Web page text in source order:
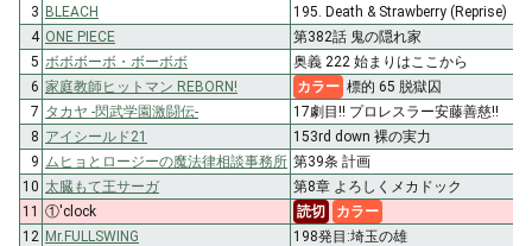
3 BLEACH
195. Death & Strawberry (Reprise)
4 ONE PIECE
第382話 鬼の隠れ家
5 ボボボーボ・ボーボボ
奥義 222 始まりはここから
6 家庭教師ヒットマン REBORN! カラー 標的 65 脱獄囚
7 タカヤ -閃武学園激闘伝-
17劇目!! プロレスラー安藤善慈!!
8 アイシールド21
153rd down 裸の実力
9 ムヒョとロージーの魔法律相談事務所 第39条 計画
10 太臓もて王サーガ
第8章 よろしくメカドック
11 ①'clock 読切
カラー
12 Mr.FULLSWING
198発目:埼玉の雄